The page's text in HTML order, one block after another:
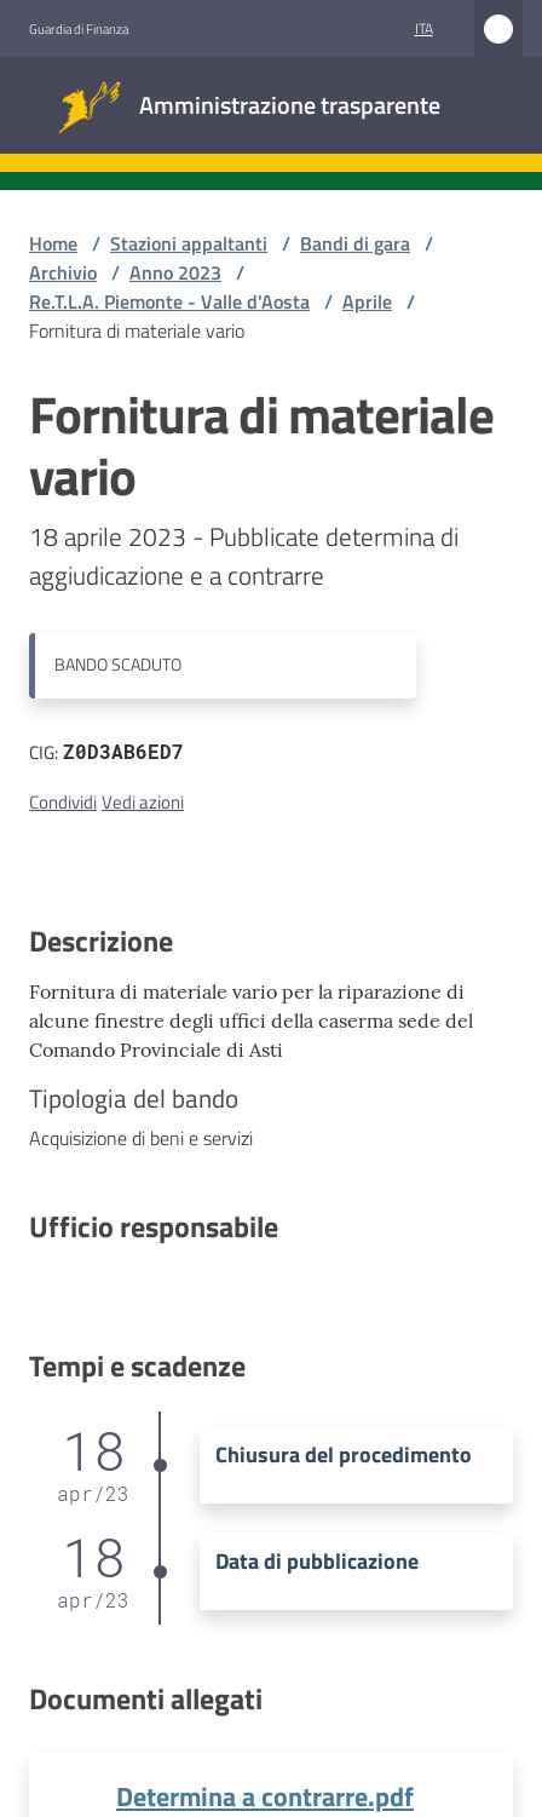
Guardia di Finanza ITA
Amministrazione trasparente
trasparente
Accesso
Stazioni
appaltanti
Contatti
Home / Stazioni appaltanti / Bandi di gara /
Archivio / Anno 2023 /
Re.T.L.A. Piemonte - Valle d'Aosta / Aprile /
Fornitura di materiale vario
Salta al contenuto
Fornitura di materiale
vario
18 aprile 2023 - Pubblicate determina di
aggiudicazione e a contrarre
BANDOSCADUTO
CIG:Z0D3AB6ED7
CondividiVedi azioni
Descrizione
Fornitura di materiale vario per la riparazione di
alcune finestre degli uffici della caserma sede del
Comando Provinciale di Asti
Tipologia del bando
Acquisizione di beni e servizi
Ufficio responsabile
Tempi e scadenze
18
apr/23
Chiusura del procedimento
18
apr/23
Data di pubblicazione
Documenti allegati
Determina a contrarre.pdf